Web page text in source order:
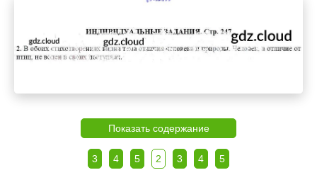
Показать содержание
3 4 5 2 3 4 5